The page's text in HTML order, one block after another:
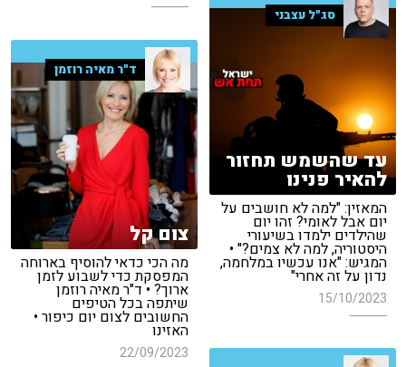
סג"ל עצבני
עד שהשמש תחזור
להאיר פנינו
המאזין: "למה לא חושבים על
יום אבל לאומי? זהו יום
שהילדים ילמדו בשיעורי
היסטוריה, למה לא צמים?" •
המגיש: "אנו עכשיו במלחמה,
נדון על זה אחרי"
15/10/2023
ד"ר מאיה רוזמן
צום קל
מה הכי כדאי להוסיף בארוחה
המפסקת כדי לשבוע לזמן
ארוך? • ד"ר מאיה רוזמן
שיתפה בכל הטיפים
החשובים לצום יום כיפור •
האזינו
22/09/2023